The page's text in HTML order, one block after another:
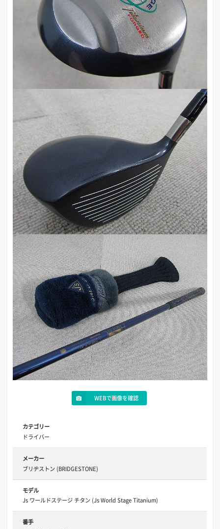
WEBで画像を確認
カテゴリー
ドライバー
メーカー
ブリヂストン (BRIDGESTONE)
モデル
Js ワールドステージ チタン (Js World Stage Titanium)
番手